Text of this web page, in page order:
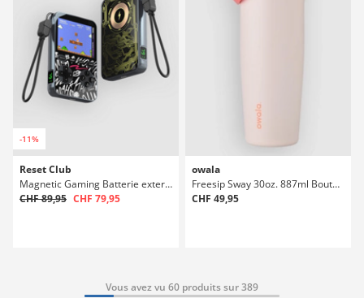
-11%
Reset Club
Magnetic Gaming Batterie externe
CHF 89,95 CHF 79,95
owala
Freesip Sway 30oz. 887ml Bouteille
CHF 49,95
Vous avez vu 60 produits sur 389